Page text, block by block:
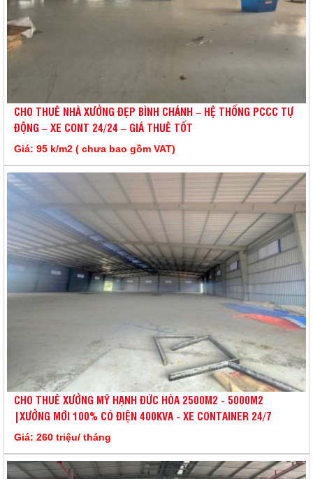
CHO THUÊ NHÀ XƯỞNG ĐẸP BÌNH CHÁNH – HỆ THỐNG PCCC TỰ
ĐỘNG – XE CONT 24/24 – GIÁ THUÊ TỐT
Giá: 95 k/m2 ( chưa bao gồm VAT)
CHO THUÊ XƯỞNG MỸ HẠNH ĐỨC HÒA 2500M2 - 5000M2
|XƯỞNG MỚI 100% CÓ ĐIỆN 400KVA - XE CONTAINER 24/7
Giá: 260 triệu/ tháng